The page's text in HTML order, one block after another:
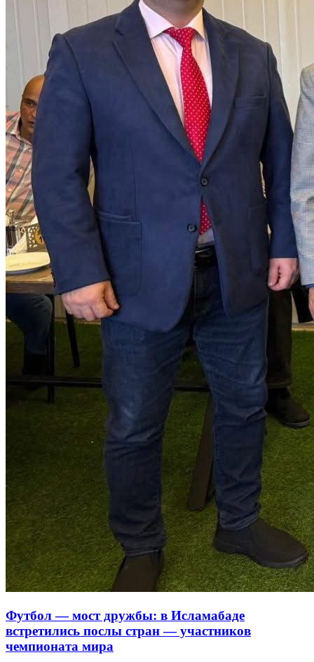
Футбол — мост дружбы: в Исламабаде
встретились послы стран — участников
чемпионата мира